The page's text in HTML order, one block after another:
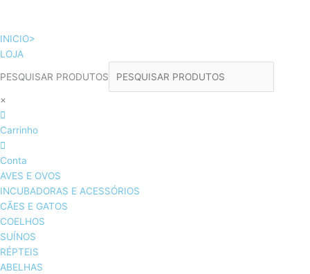
INICIO>
LOJA
PESQUISAR PRODUTOS
×
Carrinho
Conta
AVES E OVOS
INCUBADORAS E ACESSÓRIOS
CÃES E GATOS
COELHOS
SUÍNOS
RÉPTEIS
ABELHAS